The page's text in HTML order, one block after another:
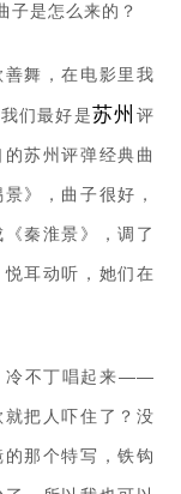
子是怎么来的？
舞，在电影里我
们最好是苏州 评
苏州评弹经典曲
》，曲子很好，
秦淮景》，调了
耳动听，她们在
冷不丁唱起来——
把人吓住了？没
那个特写，铁钩